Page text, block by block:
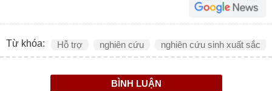
Từ khóa: Hỗ trợ nghiên cứu nghiên cứu sinh xuất sắc
BÌNH LUẬN